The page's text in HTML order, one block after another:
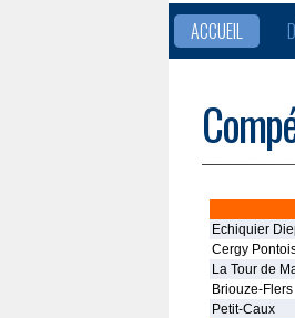
ACCUEIL
Echiquier
Cergy
La Tour de
Briouze-Flers
Petit-Caux